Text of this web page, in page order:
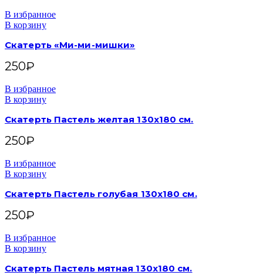
В избранное
В корзину
Скатерть «Ми-ми-мишки»
250₽
В избранное
В корзину
Скатерть Пастель желтая 130х180 см.
250₽
В избранное
В корзину
Скатерть Пастель голубая 130х180 см.
250₽
В избранное
В корзину
Скатерть Пастель мятная 130х180 см.